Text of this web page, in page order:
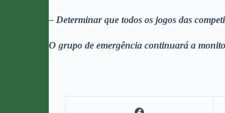
– Determinar que todos os jogos das
O grupo de emergência continuará a